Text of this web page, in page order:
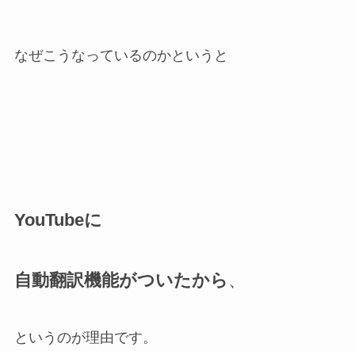
なぜこうなっているのかというと
YouTubeに
自動翻訳機能がついたから 、
というのが理由です。